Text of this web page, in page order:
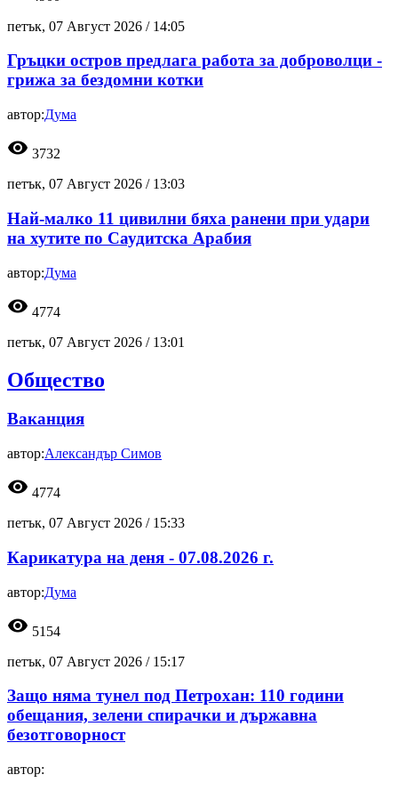
петък, 07 Август 2026 / 14:05
Гръцки остров предлага работа за доброволци -
грижа за бездомни котки
автор:Дума
visibility 3732
петък, 07 Август 2026 / 13:03
Най-малко 11 цивилни бяха ранени при удари
на хутите по Саудитска Арабия
автор:Дума
visibility 4774
петък, 07 Август 2026 / 13:01
Общество
Ваканция
автор:Александър Симов
visibility 4774
петък, 07 Август 2026 / 15:33
Карикатура на деня - 07.08.2026 г.
автор:Дума
visibility 5154
петък, 07 Август 2026 / 15:17
Защо няма тунел под Петрохан: 110 години
обещания, зелени спирачки и държавна
безотговорност
автор: